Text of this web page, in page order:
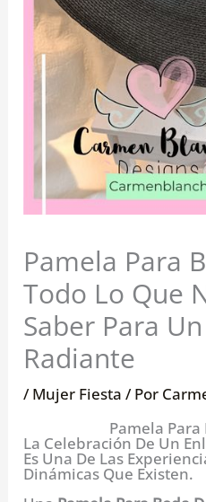
Pamela Para
Todo Lo Que
Saber Para
Radiante
/Mujer Fiesta / Por
Pamela Para
La Celebración De Un
Es Una De Las
Dinámicas Que Existen.